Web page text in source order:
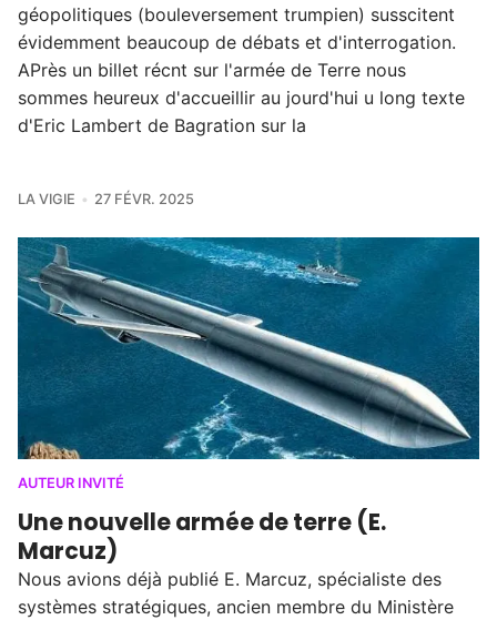
géopolitiques (bouleversement trumpien) susscitent
évidemment beaucoup de débats et d'interrogation.
APrès un billet récnt sur l'armée de Terre nous
sommes heureux d'accueillir au jourd'hui u long texte
d'Eric Lambert de Bagration sur la
LA VIGIE 27 FÉVR. 2025
AUTEUR INVITÉ
Une nouvelle armée de terre (E.
Marcuz)
Nous avions déjà publié E. Marcuz, spécialiste des
systèmes stratégiques, ancien membre du Ministère